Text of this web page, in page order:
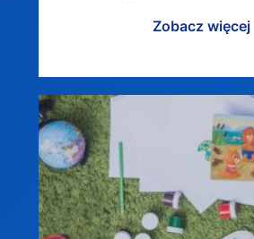
Zobacz więcej